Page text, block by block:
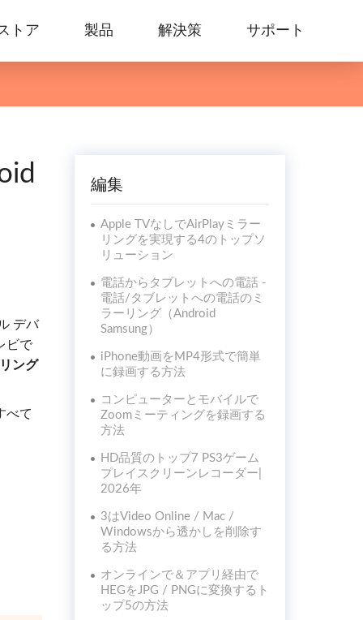
トア 製品 解決策 サポート
デバ
ビで
ング
べて
編集
Apple TVなしでAirPlayミラー
リングを実現する4のトップソ
リューション
電話からタブレットへの電話 -
電話/タブレットへの電話のミ
ラーリング（Android
Samsung）
iPhone動画をMP4形式で簡単
に録画する方法
コンピューターとモバイルで
Zoomミーティングを録画する
方法
HD品質のトップ7 PS3ゲーム
プレイスクリーンレコーダー|
2026年
3はVideo Online / Mac /
Windowsから透かしを削除す
る方法
オンラインで＆アプリ経由で
HEGをJPG / PNGに変換するト
ップ5の方法